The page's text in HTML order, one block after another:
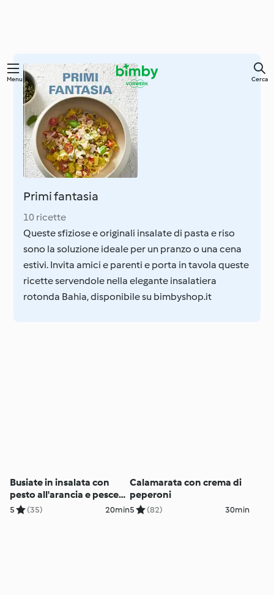
Vai
contenuto
principale
Menu Cerca
Primi fantasia
10 ricette
Queste sfiziose e originali insalate di pasta e riso
sono la soluzione ideale per un pranzo o una cena
estivi. Invita amici e parenti e porta in tavola queste
ricette servendole nella elegante insalatiera
rotonda Bahia, disponibile su bimbyshop.it
Busiate in insalata con
pesto all'arancia e pesce
spada
5 (35) 20min
Calamarata con crema di
peperoni
5 (82) 30min